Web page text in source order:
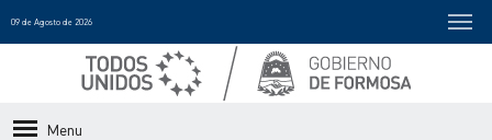
09 de Agosto de 2026
Menu